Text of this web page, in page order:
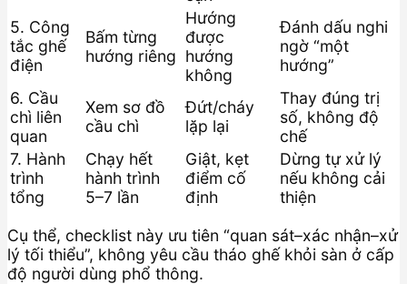
5. Công
tắc ghế
điện
Bấm từng
hướng riêng
Hướng
được
hướng
không
Đánh dấu nghi
ngờ “một
hướng”
6. Cầu
chì liên
quan
Xem sơ đồ
cầu chì
Đứt/cháy
lặp lại
Thay đúng trị
số, không độ
chế
7. Hành
trình
tổng
Chạy hết
hành trình
5–7 lần
Giật, kẹt
điểm cố
định
Dừng tự xử lý
nếu không cải
thiện
Cụ thể, checklist này ưu tiên “quan sát–xác nhận–xử
lý tối thiểu”, không yêu cầu tháo ghế khỏi sàn ở cấp
độ người dùng phổ thông.